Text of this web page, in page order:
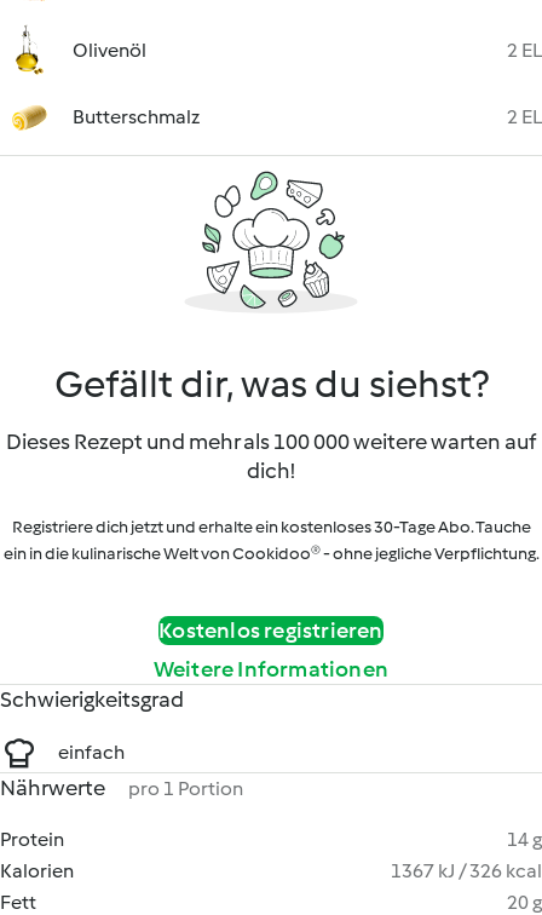
Olivenöl 2 EL
Butterschmalz 2 EL
Gefällt dir, was du siehst?
Dieses Rezept und mehr als 100 000 weitere warten auf
dich!
Registriere dich jetzt und erhalte ein kostenloses 30-Tage Abo. Tauche
ein in die kulinarische Welt von Cookidoo® - ohne jegliche Verpflichtung.
Kostenlos registrieren
Weitere Informationen
Schwierigkeitsgrad
einfach
Nährwerte pro 1 Portion
Protein
14 g
Kalorien
1367 kJ / 326 kcal
Fett
20 g